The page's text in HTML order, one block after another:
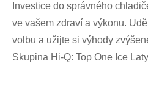
Investice do správného
ve vašem zdraví a výkonu.
volbu a užijte si výhody
Skupina Hi-Q: Top One Ice